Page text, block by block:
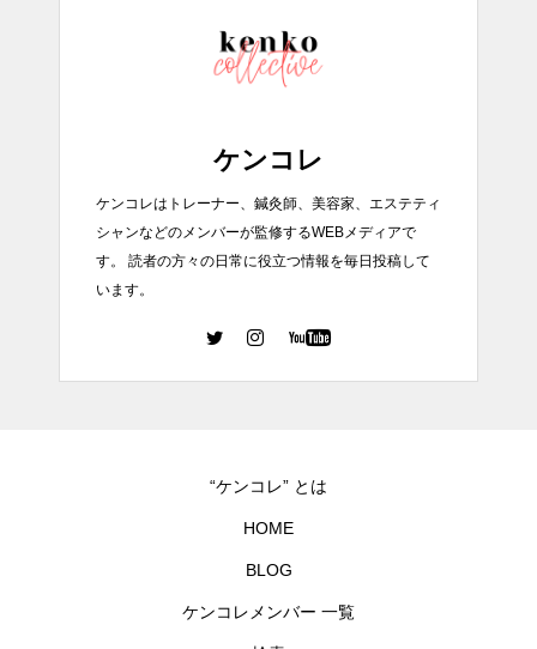
ケンコレ
ケンコレはトレーナー、鍼灸師、美容家、エステティ
シャンなどのメンバーが監修するWEBメディアで
す。 読者の方々の日常に役立つ情報を毎日投稿して
います。
“ケンコレ” とは
HOME
BLOG
ケンコレメンバー 一覧